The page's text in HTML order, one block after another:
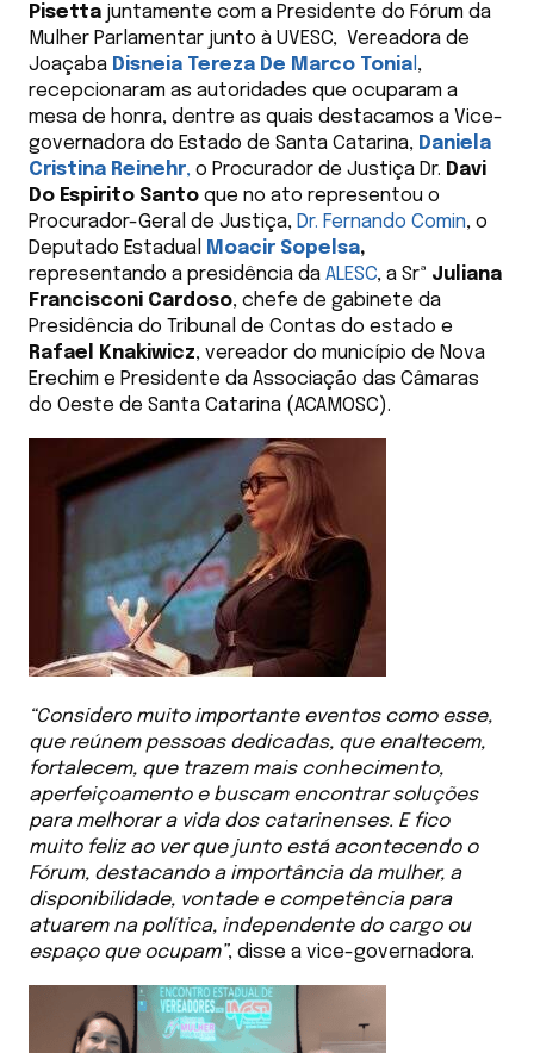
Pisetta juntamente com a Presidente do Fórum da
Mulher Parlamentar junto à UVESC, Vereadora de
Joaçaba Disneia Tereza De Marco Tonia ,
recepcionaram as autoridades que ocuparam a
mesa de honra, dentre as quais destacamos a Vice-
governadora do Estado de Santa Catarina, Daniela
Cristina Reinehr, o Procurador de Justiça Dr. Davi
Do Espirito Santo que no ato representou o
Procurador-Geral de Justiça, Dr. Fernando Comin, o
Deputado Estadual
Moacir Sopelsa,
representando a presidência da ALESC, a Srª Juliana
Francisconi Cardoso, chefe de gabinete da
Presidência do Tribunal de Contas do estado e
Rafael Knakiwicz, vereador do município de Nova
Erechim e Presidente da Associação das Câmaras
do Oeste de Santa Catarina (ACAMOSC).
“Considero muito importante eventos como esse,
que reúnem pessoas dedicadas, que enaltecem,
fortalecem, que trazem mais conhecimento,
aperfeiçoamento e buscam encontrar soluções
para melhorar a vida dos catarinenses. E fico
muito feliz ao ver que junto está acontecendo o
Fórum, destacando a importância da mulher, a
disponibilidade, vontade e competência para
atuarem na política, independente do cargo ou
espaço que ocupam”, disse a vice-governadora.